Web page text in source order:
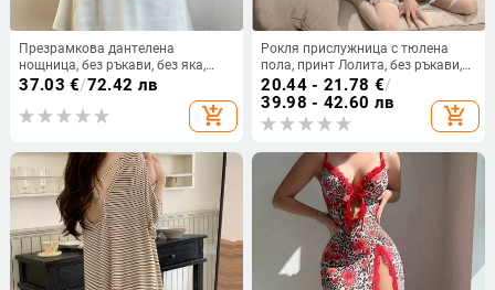
Презрамкова дантелена
нощница, без ръкави, без яка,
къса дължина, изкуствена
коприна, 70–80% полиестер
37.03 €/72.42 лв
add_shopping_cart
Рокля прислужница с тюлена
пола, принт Лолита, без ръкави,
полиестер, PVC основен
материал, тънка тъкан 121–140
г/м²
20.44 - 21.78 €/
39.98 - 42.60 лв
add_shopping_cart